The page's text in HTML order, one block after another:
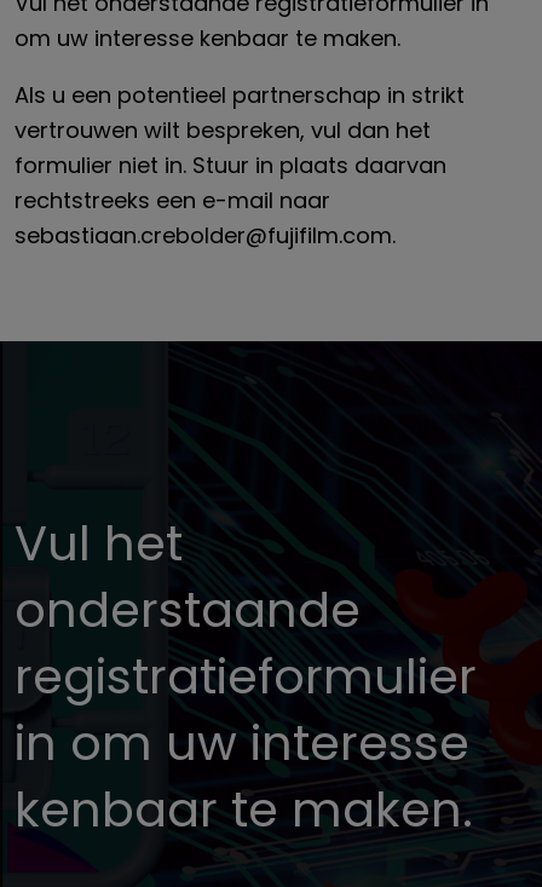
om uw interesse kenbaar te maken.
Als u een potentieel partnerschap in strikt
vertrouwen wilt bespreken, vul dan het
formulier niet in. Stuur in plaats daarvan
rechtstreeks een e-mail naar
sebastiaan.crebolder@fujifilm.com.
Vul het
onderstaande
registratieformulier
in om uw interesse
kenbaar te maken.